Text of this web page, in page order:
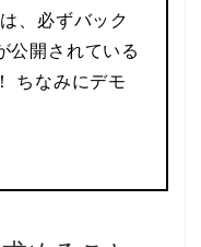
、必ずバック
公開されている
ちなみにデモ